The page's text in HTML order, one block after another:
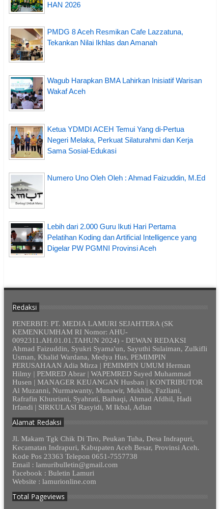
HAN 2026
PMDG 8 Aceh Resmikan Cafe Lazzatuna,
Tekankan Nilai Ikhlas dan Amanah
Wagub Harapkan BMA Lahirkan Inisiatif Warisan
Wakaf Aceh
Ketua YDMDI ACEH Temui Yang di-Pertua
Negeri Melaka, Perkuat Silaturahmi dan Kerja
Sama Sosial-Edukasi
Numero Uno Oleh Oleh : Ahmad Faizuddin, M.Ed
Lebih dari 2.000 Guru Ikuti Hari Pertama
Pelatihan Koding dan Artificial Intelligence yang
Digelar PW PGMNI Provinsi Aceh
Redaksi
PENERBIT: PT. MEDIA LAMURI SEJAHTERA (SK
KEMENKUMHAM RI Nomor: AHU-
0092311.AH.01.01.TAHUN 2024) - DEWAN REDAKSI
Ahmad Faizuddin, Syukri Syama'un, Sayuthi Sulaiman, Zulkifli
Usman, Khalid Wardana, Medya Hus, PEMIMPIN
PERUSAHAAN Adia Mirza | PEMIMPIN UMUM Herman
Hilmy | PEMRED Abrar | WAPEMRED Sayed Muhammad
Husen | MANAGER KEUANGAN Husban | KONTRIBUTOR
Al Muzanni, Nurmawanty, Munawir, Mukhlis, Fazliani,
Rafrafin Khusriani, Syahrati, Baihaqi, Ahmad Afdhil, Hadi
Irfandi | SIRKULASI Rasyidi, M Ikbal, Adlan
Alamat Redaksi
Jl. Makam Tgk Chik Di Tiro, Peukan Tuha, Desa Indrapuri,
Kecamatan Indrapuri, Kabupaten Aceh Besar, Provinsi Aceh.
Kode Pos 23363 Telepon 0651-7557738
Email : lamuribulletin@gmail.com
Facebook : Buletin Lamuri
Website : lamurionline.com
Total Pageviews